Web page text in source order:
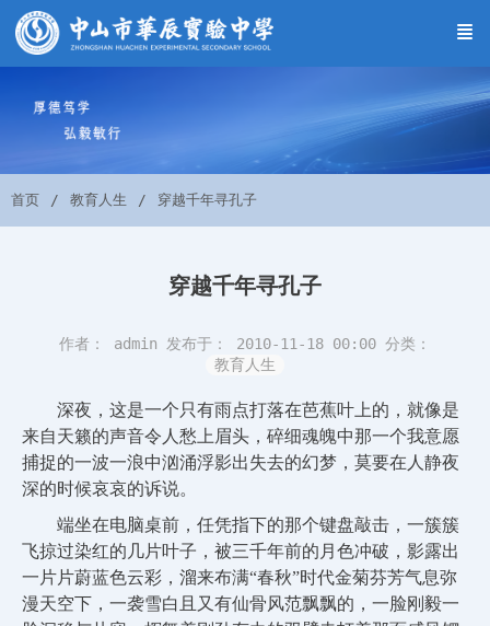
首页 教育人生 穿越千年寻孔子
穿越千年寻孔子
作者： admin 发布于： 2010-11-18 00:00 分类：
教育人生
深夜，这是一个只有雨点打落在芭蕉叶上的，就像是
来自天籁的声音令人愁上眉头，碎细魂魄中那一个我意愿
捕捉的一波一浪中汹涌浮影出失去的幻梦，莫要在人静夜
深的时候哀哀的诉说。
端坐在电脑桌前，任凭指下的那个键盘敲击，一簇簇
飞掠过染红的几片叶子，被三千年前的月色冲破，影露出
一片片蔚蓝色云彩，溜来布满“春秋”时代金菊芬芳气息弥
漫天空下，一袭雪白且又有仙骨风范飘飘的，一脸刚毅一